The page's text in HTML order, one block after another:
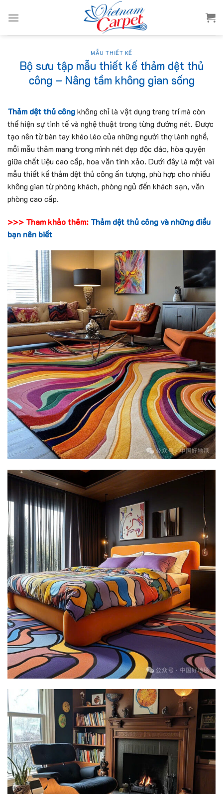
MẪU THIẾT KẾ
Bộ sưu tập mẫu thiết kế thảm dệt thủ
công – Nâng tầm không gian sống
Thảm dệt thủ côngkhông chỉ là vật dụng trang trí mà còn
thể hiện sự tinh tế và nghệ thuật trong từng đường nét. Được
tạo nên từ bàn tay khéo léo của những người thợ lành nghề,
mỗi mẫu thảm mang trong mình nét đẹp độc đáo, hòa quyện
giữa chất liệu cao cấp, hoa văn tinh xảo. Dưới đây là một vài
mẫu thiết kế thảm dệt thủ công ấn tượng, phù hợp cho nhiều
không gian từ phòng khách, phòng ngủ đến khách sạn, văn
phòng cao cấp.
>>> Tham khảo thêm: Thảm dệt thủ công và những điều
bạn nên biết